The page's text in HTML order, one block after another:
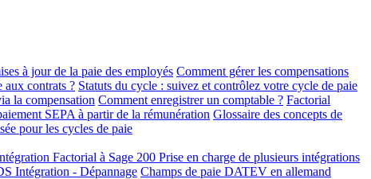
à jour de la paie des employés Comment gérer les compensations
aux contrats ? Statuts du cycle : suivez et contrôlez votre cycle de paie
la compensation Comment enregistrer un comptable ? Factorial
SEPA à partir de la rémunération Glossaire des concepts de
pour les cycles de paie
Factorial à Sage 200 Prise en charge de plusieurs intégrations
Intégration - Dépannage Champs de paie DATEV en allemand